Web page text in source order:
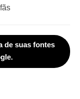
de suas fontes